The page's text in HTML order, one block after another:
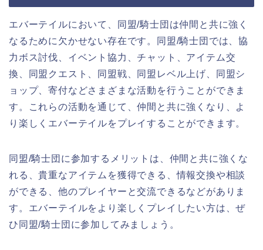
エバーテイルにおいて、同盟/騎士団は仲間と共に強く
なるために欠かせない存在です。同盟/騎士団では、協
力ボス討伐、イベント協力、チャット、アイテム交
換、同盟クエスト、同盟戦、同盟レベル上げ、同盟シ
ョップ、寄付などさまざまな活動を行うことができま
す。これらの活動を通じて、仲間と共に強くなり、よ
り楽しくエバーテイルをプレイすることができます。
同盟/騎士団に参加するメリットは、仲間と共に強くな
れる、貴重なアイテムを獲得できる、情報交換や相談
ができる、他のプレイヤーと交流できるなどがありま
す。エバーテイルをより楽しくプレイしたい方は、ぜ
ひ同盟/騎士団に参加してみましょう。